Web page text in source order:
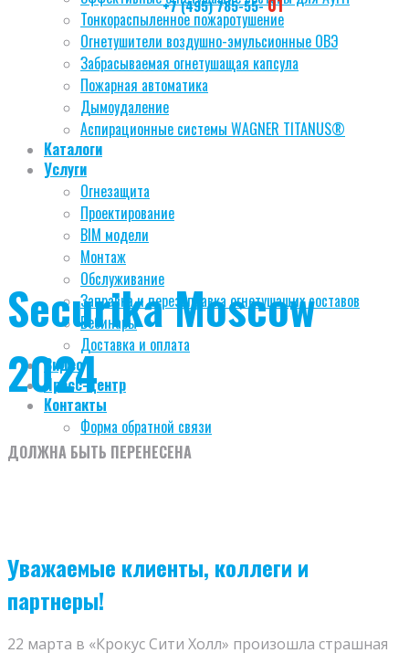
Тонкораспыленное пожаротушение
Огнетушители воздушно-эмульсионные ОВЭ
Забрасываемая огнетушащая капсула
Пожарная автоматика
Дымоудаление
Аспирационные системы WAGNER TITANUS®
Каталоги
Услуги
Огнезащита
Проектирование
BIM модели
Монтаж
Обслуживание
Заправка и перезаправка огнетушащих составов
Вебинары
Доставка и оплата
Видео
Пресс-центр
Контакты
Форма обратной связи
+7 (495) 785-55-
Securika Moscow
2024
ДОЛЖНА БЫТЬ ПЕРЕНЕСЕНА
Уважаемые клиенты, коллеги и
партнеры!
22 марта в «Крокус Сити Холл» произошла страшная